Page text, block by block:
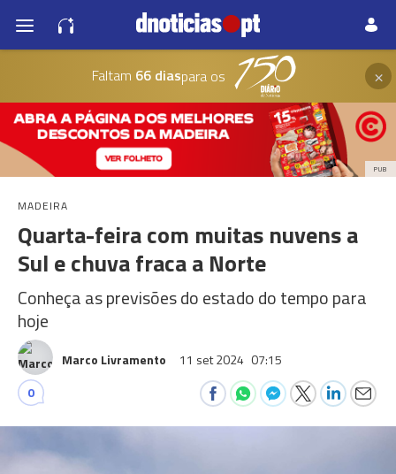
Faltam 66 diaspara os ×
PUB
MADEIRA
Quarta-feira com muitas nuvens a
Sul e chuva fraca a Norte
Conheça as previsões do estado do tempo para
hoje
Marco Livramento 11 set 2024 07:15
0